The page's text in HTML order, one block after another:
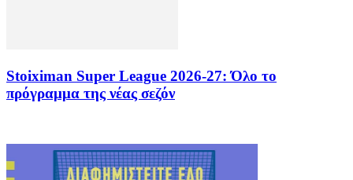
Stoiximan Super League 2026-27: Όλο το
πρόγραμμα της νέας σεζόν